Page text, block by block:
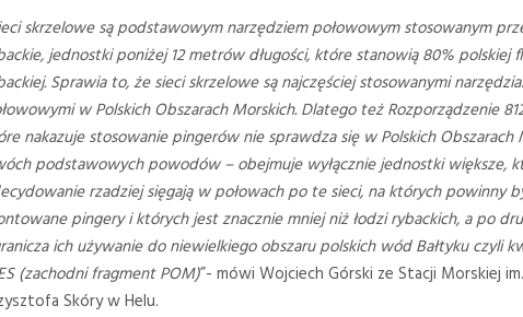
skrzelowe są podstawowym narzędziem połowowym stosowanym
jednostki poniżej 12 metrów długości, które stanowią 80% polskiej
Sprawia to, że sieci skrzelowe są najczęściej stosowanymi
w Polskich Obszarach Morskich. Dlatego też Rozporządzenie
nakazuje stosowanie pingerów nie sprawdza się w Polskich Obszarach
podstawowych powodów – obejmuje wyłącznie jednostki większe,
rzadziej sięgają w połowach po te sieci, na których powinny
pingery i których jest znacznie mniej niż łodzi rybackich, a po
ich używanie do niewielkiego obszaru polskich wód Bałtyku czyli
(zachodni fragment POM)”- mówi Wojciech Górski ze Stacji Morskiej
Skóry w Helu.